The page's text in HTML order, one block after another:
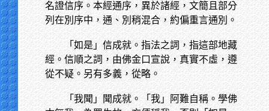
名證信序。本經通序，異於諸經，文簡且部分
列在別序中，通、別稍混合，約偏重言通別。
「如是」信成就。指法之詞，指這部地藏
經。信順之詞，由佛金口宣說，真實不虛，遵
從不疑。另有多義，從略。
「我聞」聞成就。「我」阿難自稱。學佛